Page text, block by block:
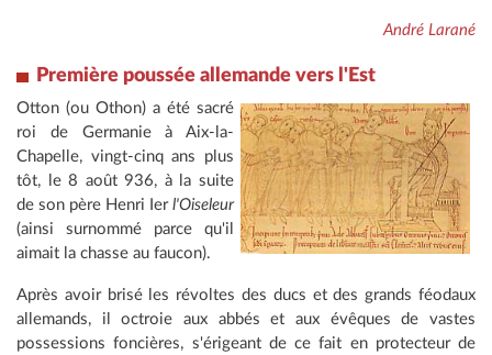
André Larané
Première poussée allemande vers l'Est
Otton (ou Othon) a été sacré
roi de Germanie à Aix-la-
Chapelle, vingt-cinq ans plus
tôt, le 8 août 936, à la suite
de son père Henri Ier l'Oiseleur
(ainsi surnommé parce qu'il
aimait la chasse au faucon).
Après avoir brisé les révoltes des ducs et des grands féodaux
allemands, il octroie aux abbés et aux évêques de vastes
possessions foncières, s'érigeant de ce fait en protecteur de